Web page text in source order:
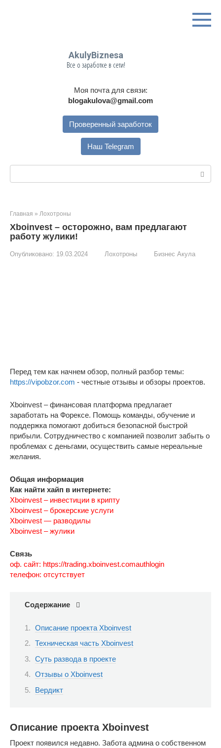
AkulyBiznesa
Все о заработке в сети!
Моя почта для связи:
blogakulova@gmail.com
Проверенный заработок
Наш Telegram
Главная » Лохотроны
Xboinvest – осторожно, вам предлагают
работу жулики!
Опубликовано: 19.03.2024 Лохотроны Бизнес Акула
Перед тем как начнем обзор, полный разбор темы:
https://vipobzor.com - честные отзывы и обзоры проектов.
Xboinvest – финансовая платформа предлагает
заработать на Форексе. Помощь команды, обучение и
поддержка помогают добиться безопасной быстрой
прибыли. Сотрудничество с компанией позволит забыть о
проблемах с деньгами, осуществить самые нереальные
желания.
Общая информация
Как найти хайп в интернете:
Xboinvest – инвестиции в крипту
Xboinvest – брокерские услуги
Xboinvest — разводилы
Xboinvest – жулики
Связь
оф. сайт: https://trading.xboinvest.comauthlogin
телефон: отсутствует
Содержание
Описание проекта Xboinvest
Техническая часть Xboinvest
Суть развода в проекте
Отзывы о Xboinvest
Вердикт
Описание проекта Xboinvest
Проект появился недавно. Забота админа о собственном